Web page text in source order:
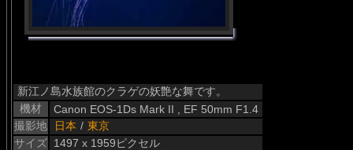
新江ノ島水族館のクラゲの妖艶な舞です。
機材
Canon EOS-1Ds Mark II , EF 50mm F1.4
撮影地
日本 / 東京
サイズ 1497 x 1959ピクセル